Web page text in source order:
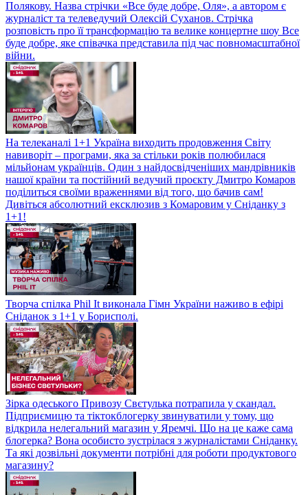
Полякову. Назва стрічки «Все буде добре, Оля», а автором є
журналіст та телеведучий Олексій Суханов. Стрічка
розповість про її трансформацію та велике концертне шоу Все
буде добре, яке співачка представила під час повномасштабної
війни.
На телеканалі 1+1 Україна виходить продовження Світу
навиворіт – програми, яка за стільки років полюбилася
мільйонам українців. Один з найдосвідченіших мандрівників
нашої країни та постійний ведучий проєкту Дмитро Комаров
поділиться своїми враженнями від того, що бачив сам!
Дивіться абсолютний ексклюзив з Комаровим у Сніданку з
1+1!
Творча спілка Phil It виконала Гімн України наживо в ефірі
Сніданок з 1+1 у Борисполі.
Зірка одеського Привозу Свєтулька потрапила у скандал.
Підприємицю та тіктокблогерку звинуватили у тому, що
відкрила нелегальний магазин у Яремчі. Що на це каже сама
блогерка? Вона особисто зустрілася з журналістами Сніданку.
Та які дозвільні документи потрібні для роботи продуктового
магазину?